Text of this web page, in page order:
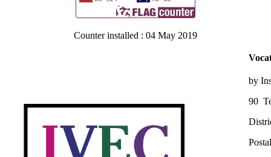
Counter installed : 04 May 2019
by
90